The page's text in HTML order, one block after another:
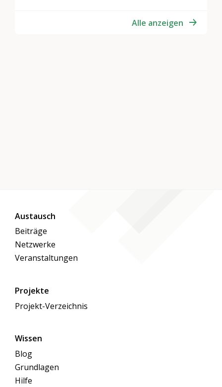
Alle anzeigen
Austausch
Beiträge
Netzwerke
Veranstaltungen
Projekte
Projekt-Verzeichnis
Wissen
Blog
Grundlagen
Hilfe